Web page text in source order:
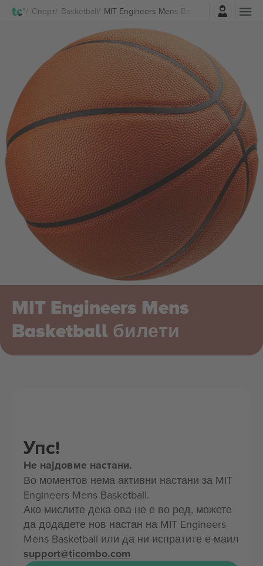
Спорт Basketball MIT Engineers Mens Basketball Билети
Најави се
MIT Engineers Mens
Basketball билети
Упс!
Не најдовме настани.
Во моментов нема активни настани за MIT
Engineers Mens Basketball.
Ако мислите дека ова не е во ред, можете
да додадете нов настан на MIT Engineers
Mens Basketball или да ни испратите е-маил
support@ticombo.com